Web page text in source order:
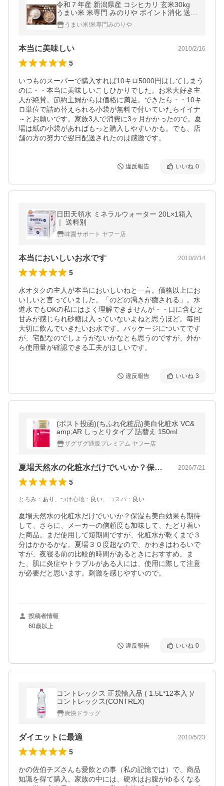
令和７年産 新潟県産 コシヒカリ 玄米30kg
うまい米 米専門 みのりや ポイント消化 送料
無料うまい米!米専門みのりや
本当に美味しい 2010/2/16
5
いつものスーパーで購入すれば10キロ5000円はしてしまう
のに・・本当に美味しいこしひかりでした。お米大好き主
人が絶賛。節約主婦からは価格に満足。できたら・・10キ
ロ単位で詰め替えられる小袋が無料で付いていたらイイナ
～とお願いです。家族3人で消費に3ヶ月かかったので。夏
場は紙の小袋があればもっと購入しやすいかも。でも、店
舗の方の努力で翌日配送されたのは感激です。
違反報告 いいね 0
日田天領水 ミネラルウォーター 20L×1箱入
｜ 送料別
味園サポート ヤフー店
本当においしいお水です 2010/2/14
5
水オタクの主人が本当においしいねと一言。価格以上にお
いしいと言っていました。「のどの渇きが癒される」。水
道水でもOKの私にはよく理解できませんが・・口に含むと
甘みが感じられ砂糖は入っていないよねと思うほど。毎回
大切に飲んでいきたいお水です。パッケージについてです
が、宅配なのでしょうがないかなとも思うのですが、外か
ら使用量が確認できる工夫がほしいです。
違反報告 いいね 3
(ポスト投函)(ちふれ化粧品)美白化粧水 VC&
amp;AR しっとりタイプ 詰替え 150ml
ザグザグ通販プレミアム ヤフー店
夏場天然水の化粧水だけでいいか？保湿も… 2026/7/21
5
とろみ ： あり 、 つけ心地 ： 良い、 コスパ ： 良い
夏場天然水の化粧水だけでいいか？保湿も美白効果も期待
して、さらに、メーカーの信頼度も加味して、たどり着い
た商品。まだ使用して短期間ですが、化粧水が乾くまで３
分はかかるかな。夏場３０度超なので、かわきはわるいで
すが、夜寝る前の比較的時間があるときにおすすめ。ま
た、肌に炎症やトラブルがある人には、使用に際して注意
が必要だと思います。刺激を感じやすいので。
投稿者情報
60歳以上
違反報告 いいね 0
コントレックス 正規輸入品 ( 1.5L*12本入 )/
コントレックス(CONTREX)
爽快ドラッグ
ダイエットに最適 2010/5/23
5
かの佐伯チズさんも愛飲との事（私の記憶では）で、商品
知識を得て購入。家族の中には、硬水はお腹がゆるくなる